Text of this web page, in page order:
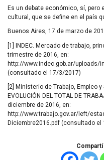
Es un debate económico, sí,
cultural, que se define en el país
Buenos Aires, 17 de marzo de
[1] INDEC . Mercado de trabajo,
trimestre de 2016, en:
http://www.indec.gob.ar/uploads/
(consultado el 17/3/2017)
[2] Ministerio de Trabajo, Empleo
EVOLUCIÓN DEL TOTAL DE
diciembre de 2016, en:
http://www.trabajo.gov.ar/left/
Diciembre2016.pdf (consultado el